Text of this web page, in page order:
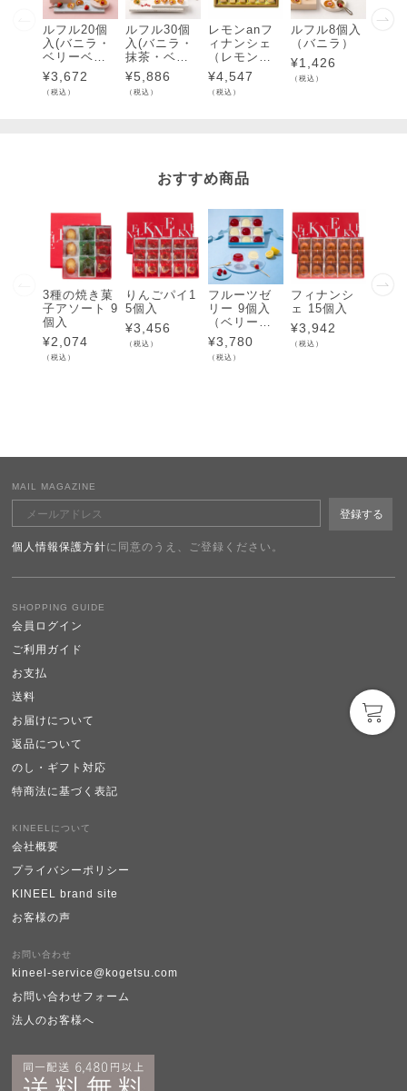
ルフル20個
入(バニラ・
ベリーベリ
ー)各10個入
¥3,672
（税込）
ルフル30個
入(バニラ・
抹茶・ベリ
ーベリー)各1
0個入
¥5,886
（税込）
レモンanフ
ィナンシェ
（レモン・
抹茶）18個
入
¥4,547
（税込）
ルフル8個入
（バニラ）
¥1,426
（税込）
おすすめ商品
3種の焼き菓
子アソート 9
個入
¥2,074
（税込）
りんごパイ1
5個入
¥3,456
（税込）
フルーツゼ
リー 9個入
（ベリー＆
ベリーチー
ズ・レモン
＆チーズ）
¥3,780
（税込）
フィナンシ
ェ 15個入
¥3,942
（税込）
SHOPPING GUIDE
会員ログイン
ご利用ガイド
お支払
送料
お届けについて
返品について
のし・ギフト対応
特商法に基づく表記
KINEELについて
会社概要
プライバシーポリシー
KINEEL brand site
お客様の声
お問い合わせ
kineel-service@kogetsu.com
お問い合わせフォーム
法人のお客様へ
MAIL MAGAZINE
個人情報保護方針に同意のうえ、ご登録ください。